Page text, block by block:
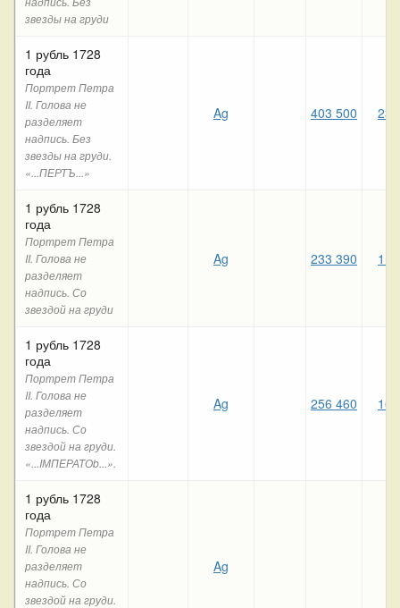
звезды на груди
1 рубль 1728
года
Портрет Петра
II. Голова не
разделяет
надпись. Без
звезды на груди.
«...ПЕРТЪ...»
Ag 403 500
1 рубль 1728
года
Портрет Петра
II. Голова не
разделяет
надпись. Со
звездой на груди
Ag 233 390
1 рубль 1728
года
Портрет Петра
II. Голова не
разделяет
надпись. Со
звездой на груди.
«...IМПЕРАТОb...».
Ag 256 460
1 рубль 1728
года
Портрет Петра
II. Голова не
разделяет
надпись. Со
звездой на груди.
Ag